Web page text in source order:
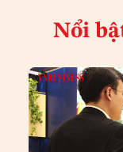
Nổi